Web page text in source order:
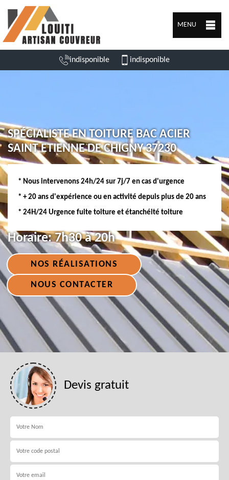
MENU
indisponible indisponible
SPÉCIALISTE EN TOITURE BAC ACIER
SAINT ETIENNE DE CHIGNY 37230
* Nous intervenons 24h/24 sur 7j/7 en cas d'urgence
* + 20 ans d'expérience ou en activité depuis plus de 20 ans
* 24H/24 Urgence fuite toiture et étanchéité toiture
Horaire:7h30 à 20h
NOS RÉALISATIONS
NOUS CONTACTER
Devis gratuit